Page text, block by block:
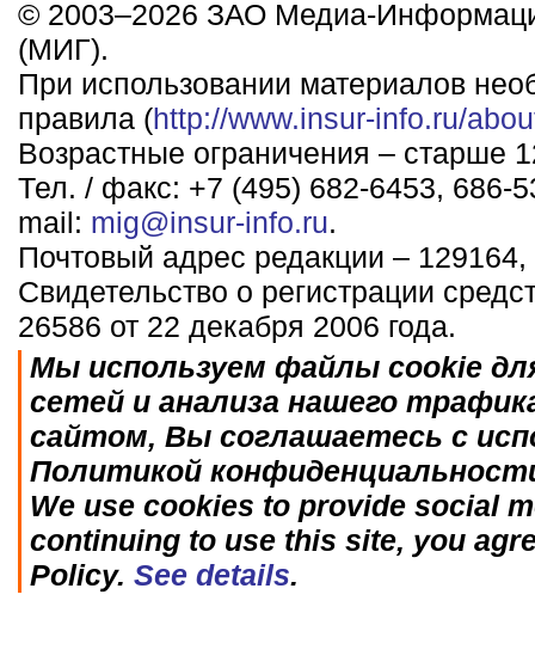
© 2003–2026 ЗАО Медиа-
(МИГ).
При использовании материалов
правила (http://www.insur-info.ru/
Возрастные ограничения – старше
Тел. / факс: +7 (495) 682-6453, 686-
mail: mig@insur-info.ru.
Почтовый адрес редакции –
Свидетельство о регистрации
26586 от 22 декабря 2006 года.
Мы используем файлы cookie
сетей и анализа нашего
сайтом, Вы соглашаетесь с
Политикой
We use cookies to provide social
continuing to use this site, you
Policy. See details.